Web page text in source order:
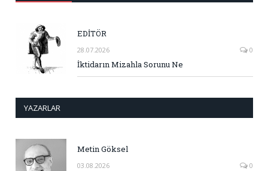
EDİTÖR
28.07.2026 0
İktidarın Mizahla Sorunu Ne
YAZARLAR
Metin Göksel
03.08.2026 0